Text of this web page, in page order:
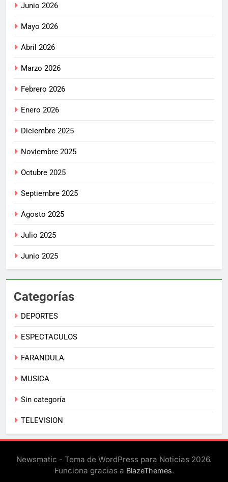
Junio 2026
Mayo 2026
Abril 2026
Marzo 2026
Febrero 2026
Enero 2026
Diciembre 2025
Noviembre 2025
Octubre 2025
Septiembre 2025
Agosto 2025
Julio 2025
Junio 2025
Categorías
DEPORTES
ESPECTACULOS
FARANDULA
MUSICA
Sin categoría
TELEVISION
Newsmatic - Tema de WordPress para Noticias 2026.
Funciona gracias a BlazeThemes.